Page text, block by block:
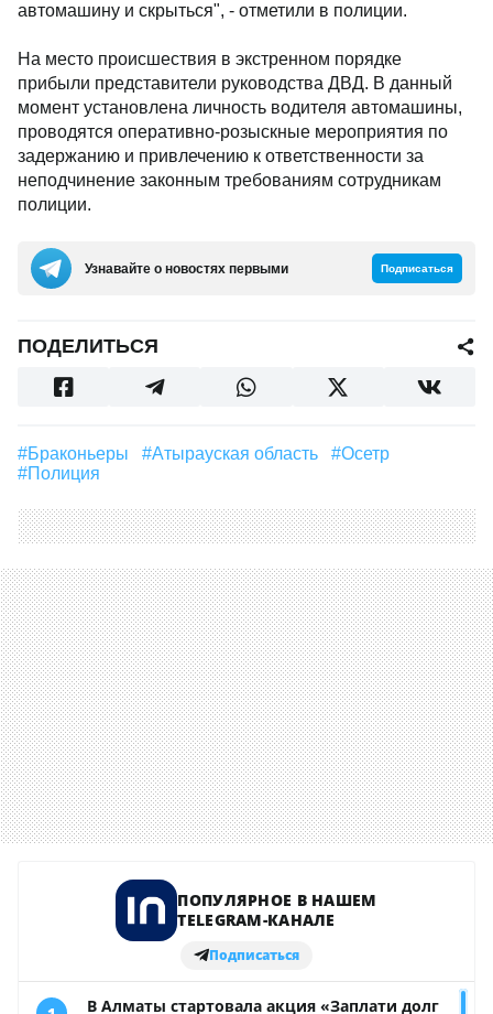
автомашину и скрыться", - отметили в полиции.
На место происшествия в экстренном порядке
прибыли представители руководства ДВД. В данный
момент установлена личность водителя автомашины,
проводятся оперативно-розыскные мероприятия по
задержанию и привлечению к ответственности за
неподчинение законным требованиям сотрудникам
полиции.
Узнавайте о новостях первыми Подписаться
ПОДЕЛИТЬСЯ
#браконьеры #Атырауская область
#Осетр
#полиция